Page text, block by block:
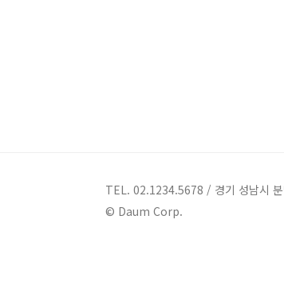
TEL. 02.1234.5678 / 경기 성남시 분
© Daum Corp.